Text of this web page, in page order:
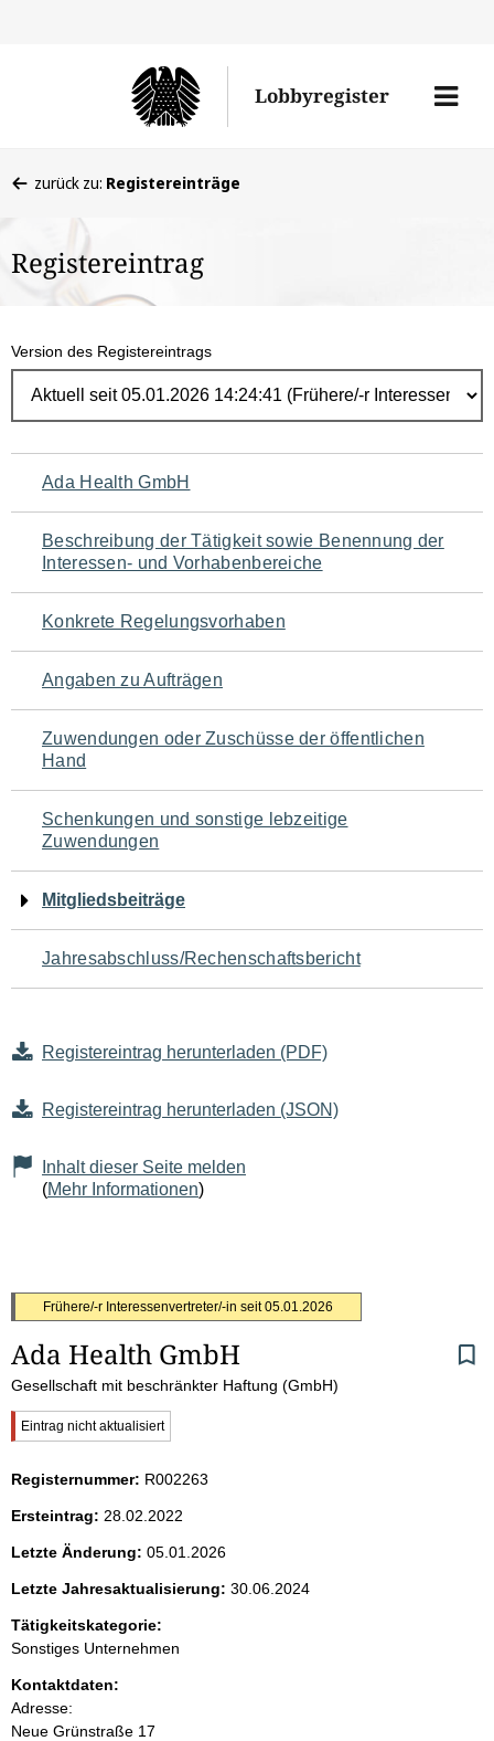
Lobbyregister
Menü
befinden
hier:
zurück zu: Registereinträge
Registereintrag
Version des Registereintrags
Navigation
für
den
Seiteninhalt
Ada Health GmbH
Beschreibung der Tätigkeit sowie Benennung der
Interessen- und Vorhabenbereiche
Konkrete Regelungsvorhaben
Angaben zu Aufträgen
Zuwendungen oder Zuschüsse der öffentlichen
Hand
Schenkungen und sonstige lebzeitige
Zuwendungen
Mitgliedsbeiträge
Jahresabschluss/Rechenschaftsbericht
Registereintrag herunterladen (PDF)
Registereintrag herunterladen (JSON)
Inhalt dieser Seite melden
(Mehr Informationen)
S
e
i
t
e
n
i
n
h
a
Frühere/-r Interessenvertreter/-in seit 05.01.2026
Ada Health GmbH
Gesellschaft mit beschränkter Haftung (GmbH)
W
i
h
i
r
i
n
e
i
s
Eintrag nicht aktualisiert
Registernummer: R002263
Ersteintrag: 28.02.2022
Letzte Änderung: 05.01.2026
Letzte Jahresaktualisierung: 30.06.2024
Tätigkeitskategorie:
Sonstiges Unternehmen
Kontaktdaten:
Adresse:
Neue Grünstraße 17